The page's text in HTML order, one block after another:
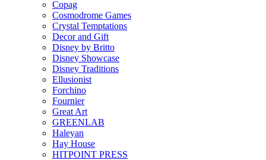
Copag
Cosmodrome Games
Crystal Temptations
Decor and Gift
Disney by Britto
Disney Showcase
Disney Traditions
Ellusionist
Forchino
Fournier
Great Art
GREENLAB
Haleyan
Hay House
HITPOINT PRESS